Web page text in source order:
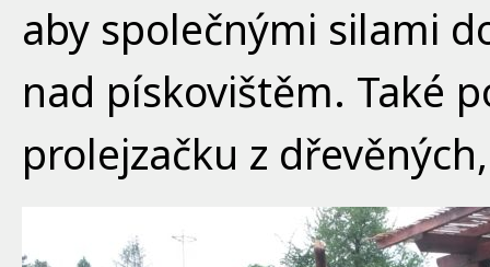
aby společnými silami
nad pískovištěm. Také
prolejzačku z